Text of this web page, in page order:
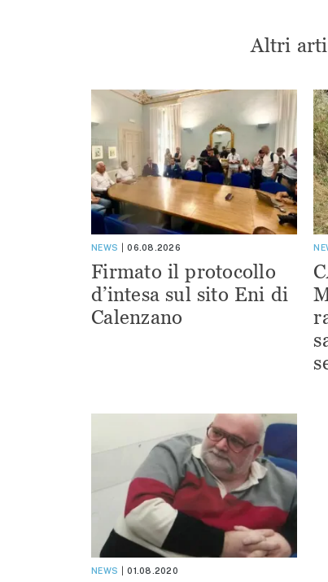
Altri
NEWS 06.08.2026
Firmato il protocollo
d’intesa sul sito Eni di
Calenzano
NEWS 01.08.2020